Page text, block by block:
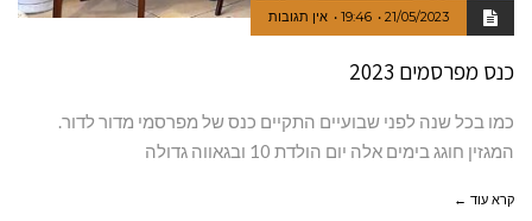
21/05/2023
19:46 אין תגובות
כנס מפרסמים 2023
כמו בכל שנה לפני שבועיים התקיים כנס של מפרסמי מדור לדור.
המגזין חוגג בימים אלה יום הולדת 10 ובגאווה גדולה
קרא עוד ←